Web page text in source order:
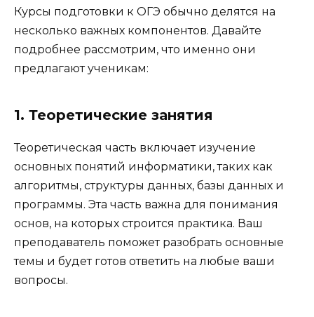
Курсы подготовки к ОГЭ обычно делятся на
несколько важных компонентов. Давайте
подробнее рассмотрим, что именно они
предлагают ученикам:
1. Теоретические занятия
Теоретическая часть включает изучение
основных понятий информатики, таких как
алгоритмы, структуры данных, базы данных и
программы. Эта часть важна для понимания
основ, на которых строится практика. Ваш
преподаватель поможет разобрать основные
темы и будет готов ответить на любые ваши
вопросы.